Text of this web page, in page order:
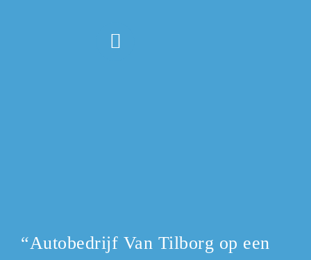
“Autobedrijf Van Tilborg op een